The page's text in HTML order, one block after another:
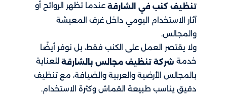
تنظيف كنب في الشارقة عندما تظهر الروائح أو
آثار الاستخدام اليومي داخل غرف المعيشة
والمجالس.
ولا يقتصر العمل على الكنب فقط، بل نوفر أيضًا
خدمة شركة تنظيف مجالس بالشارقة للعناية
بالمجالس الأرضية والعربية والضيافة، مع تنظيف
دقيق يناسب طبيعة القماش وكثرة الاستخدام.